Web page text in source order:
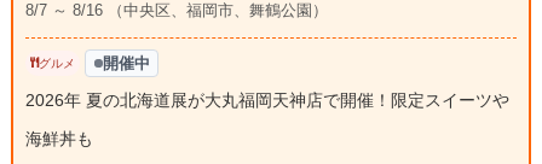
8/7 ～ 8/16 （中央区、福岡市、舞鶴公園）
グルメ 開催中
2026年 夏の北海道展が大丸福岡天神店で開催！限定スイーツや
海鮮丼も